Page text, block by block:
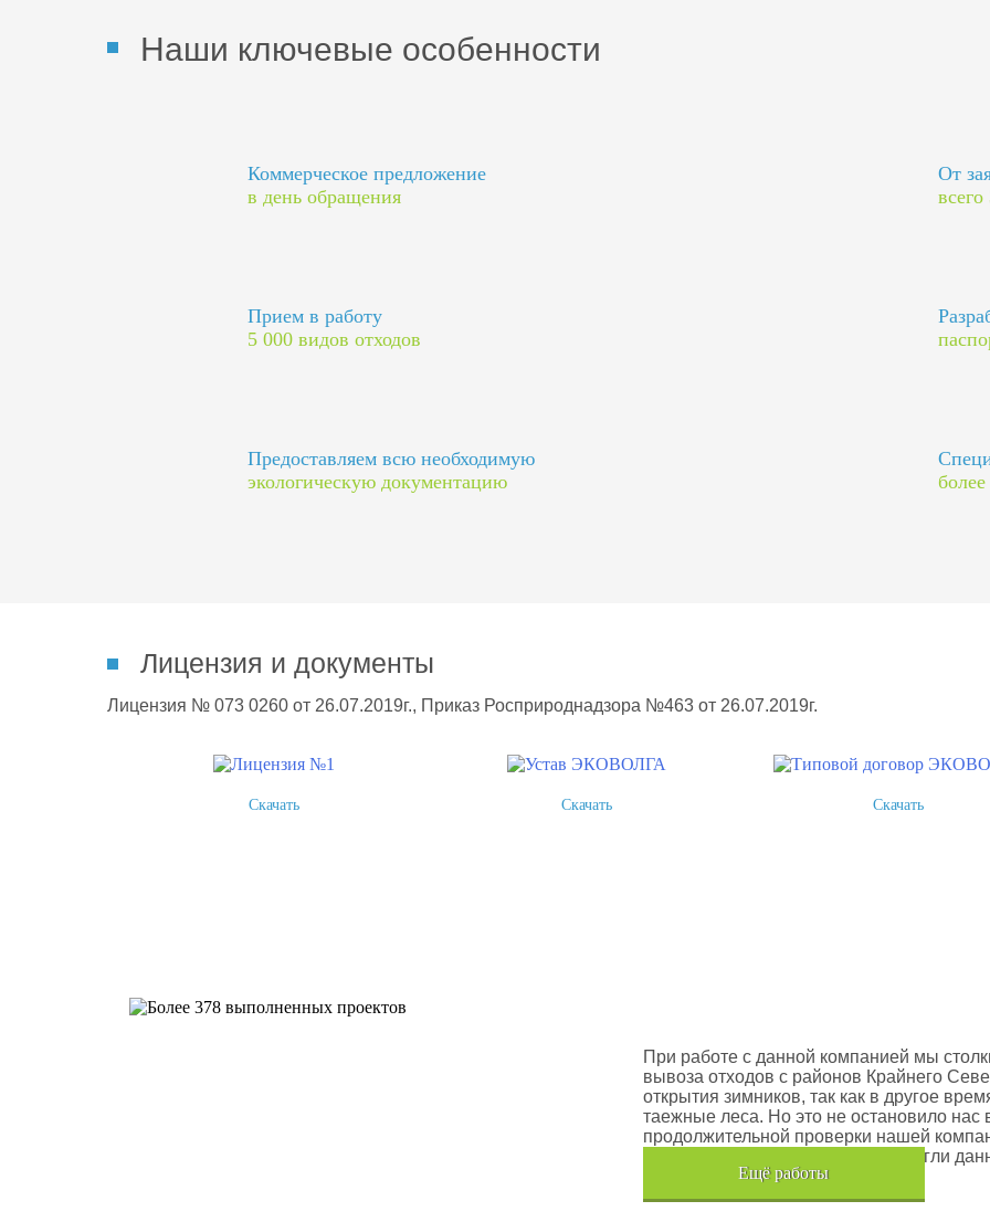
Наши ключевые особенности
Коммерческое предложение
в день обращения
От
Прием в работу
5 000 видов отходов
Предоставляем всю необходимую
экологическую документацию
Лицензия и документы
Лицензия № 073 0260 от 26.07.2019г., Приказ Росприроднадзора №463 от 26.07.2019г.
Скачать Скачать Скачать
При работе с данной компанией мы
вывоза отходов с районов Крайнего
открытия зимников, так как в другое
таежные леса. Но это не остановило
продолжительной проверки нашей
транспортного средства, мы помогли
Хочется также отметить, что…
Eщё работы